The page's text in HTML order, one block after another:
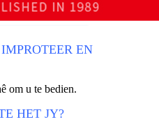
EN
om u te bedien.
HET JY?